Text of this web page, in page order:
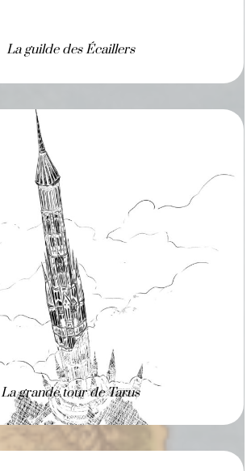
La guilde des Écaillers
La grande tour de Tarus